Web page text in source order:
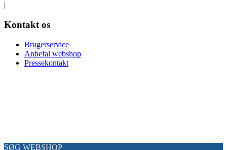
|
Kontakt os
Brugerservice
Anbefal webshop
Pressekontakt
SØG WEBSHOP